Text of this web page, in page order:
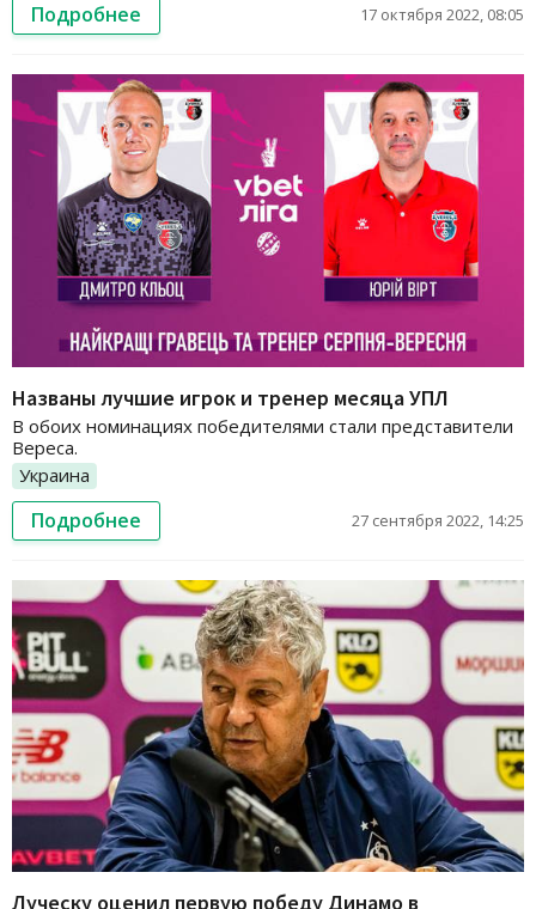
Подробнее 17 октября 2022, 08:05
Названы лучшие игрок и тренер месяца УПЛ
В обоих номинациях победителями стали представители
Вереса.
Украина
Подробнее 27 сентября 2022, 14:25
Луческу оценил первую победу Динамо в